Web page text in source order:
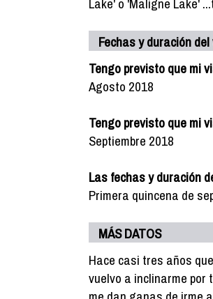
Fechas y duración
Tengo previsto que mi
Agosto 2018
Tengo previsto que mi
Septiembre 2018
Las fechas y duración
Primera quincena de
MÁS DATOS
Hace casi tres años
vuelvo a inclinarme